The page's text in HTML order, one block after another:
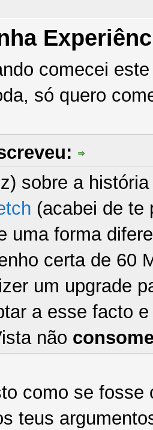
comecei
só quero
sobre a
(acabei de te
uma forma
certa de 60
um upgrade
a esse facto
não
como se fosse
teus